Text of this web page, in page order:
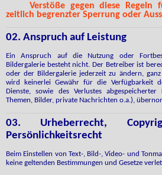
Verstöße gegen diese Regeln
zeitlich begrenzter Sperrung oder
02. Anspruch auf Leistung
Ein Anspruch auf die Nutzung oder
Bildergalerie besteht nicht. Der Betreiber ist
oder der Bildergalerie jederzeit zu ändern,
wird keinerlei Gewähr für die Verfügbarkeit
Dienste, sowie des Verlustes abgespeicherter
Themen, Bilder, private Nachrichten o.a.),
03. Urheberrecht,
Persönlichkeitsrecht
Beim Einstellen von Text-, Bild-, Video- und
keine geltenden Bestimmungen und Gesetze